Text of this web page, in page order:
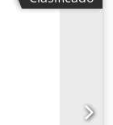
dañado,
por separado
Afoi D